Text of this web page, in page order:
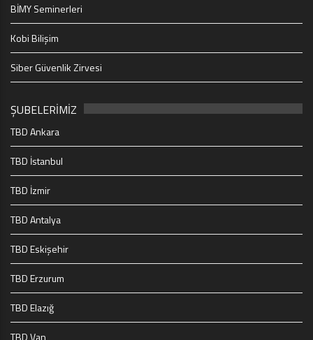
BİMY Seminerleri
Kobi Bilişim
Siber Güvenlik Zirvesi
ŞUBELERİMİZ
TBD Ankara
TBD İstanbul
TBD İzmir
TBD Antalya
TBD Eskişehir
TBD Erzurum
TBD Elazığ
TBD Van